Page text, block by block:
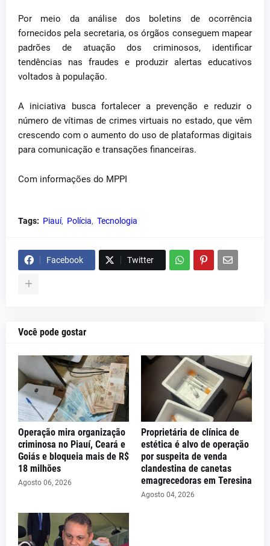
Por meio da análise dos boletins de ocorrência
fornecidos pela secretaria, os órgãos conseguem mapear
padrões de atuação dos criminosos, identificar
tendências nas fraudes e produzir alertas educativos
voltados à população.
A iniciativa busca fortalecer a prevenção e reduzir o
número de vítimas de crimes virtuais no estado, que vêm
crescendo com o aumento do uso de plataformas digitais
para comunicação e transações financeiras.
Com informações do MPPI
Tags: Piauí Polícia Tecnologia
Facebook Twitter
Você pode gostar
Operação mira organização
criminosa no Piauí, Ceará e
Goiás e bloqueia mais de R$
18 milhões
Agosto 06, 2026
Proprietária de clínica de
estética é alvo de operação
por suspeita de venda
clandestina de canetas
emagrecedoras em Teresina
Agosto 04, 2026